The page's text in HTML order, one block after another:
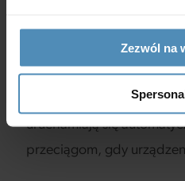
Zezwól na
Urządzenie jest
powietrza nawiewanego i
uruchamiają się
przeciągom, gdy